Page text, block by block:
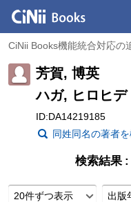
CiNii Books機能統合対応の
芳賀, 博英
ハガ, ヒロヒデ
ID:DA14219185
同姓同名の著者
検索結果
20件ずつ表示 出版